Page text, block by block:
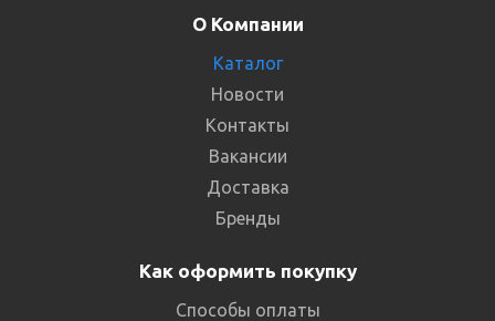
О Компании
Каталог
Новости
Контакты
Вакансии
Доставка
Бренды
Как оформить покупку
Способы оплаты